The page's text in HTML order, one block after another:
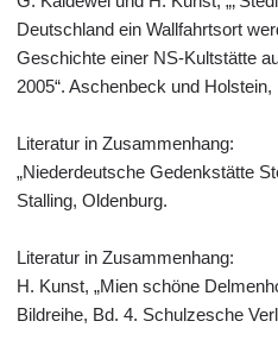
Deutschland ein Wallfahrtsort
Geschichte einer NS-Kultstätte
2005“. Aschenbeck und
Literatur in Zusammenhang:
„Niederdeutsche Gedenkstätte
Stalling, Oldenburg.
Literatur in Zusammenhang:
H. Kunst, „Mien schöne
Bildreihe, Bd. 4. Schulzesche